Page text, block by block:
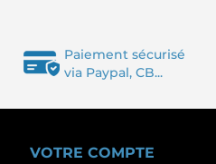
Paiement sécurisé
via Paypal, CB...
VOTRE COMPTE